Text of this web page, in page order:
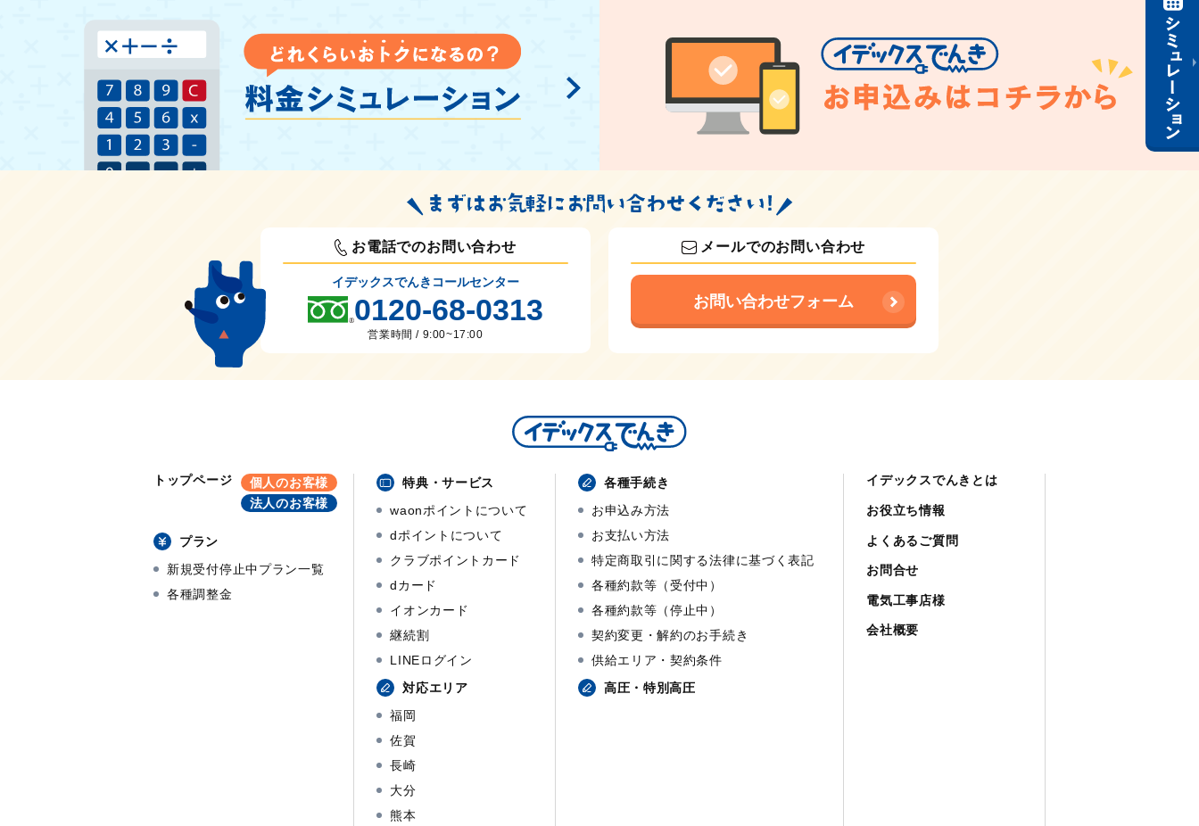
お電話でのお問い合わせ
イデックスでんきコールセンター
0120-68-0313
営業時間 / 9:00~17:00
メールでのお問い合わせ
お問い合わせフォーム
トップページ
個人のお客様
法人のお客様
プラン
新規受付停止中プラン一覧
各種調整金
特典・サービス
waonポイントについて
dポイントについて
クラブポイントカード
dカード
イオンカード
継続割
LINEログイン
対応エリア
福岡
佐賀
長崎
大分
熊本
各種手続き
お申込み方法
お支払い方法
特定商取引に関する法律に基づく表記
各種約款等（受付中）
各種約款等（停止中）
契約変更・解約のお手続き
供給エリア・契約条件
高圧・特別高圧
イデックスでんきとは
お役立ち情報
よくあるご質問
お問合せ
電気工事店様
会社概要